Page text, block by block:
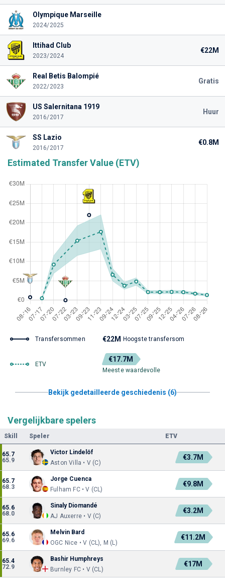
Olympique Marseille
2024/2025
Ittihad Club
2023/2024
€22M
Real Betis Balompié
2022/2023
Gratis
US Salernitana 1919
2016/2017
Huur
SS Lazio
2016/2017
€0.8M
Estimated Transfer Value (ETV)
Transfersommen €22M Hoogste transfersom
ETV
€17.7M
Meeste waardevolle
Bekijk gedetailleerde geschiedenis (6)
Vergelijkbare spelers
Skill Speler ETV
65.7
65.9
Victor Lindelöf
Aston Villa • V (C)
€3.7M
65.7
68.3
Jorge Cuenca
Fulham FC • V (CL)
€9.8M
65.6
68.0
Sinaly Diomandé
AJ Auxerre • V (C)
€3.2M
65.6
69.6
Melvin Bard
OGC Nice • V (CL), M (L)
€11.2M
65.4
72.9
Bashir Humphreys
Burnley FC • V (CL)
€17M